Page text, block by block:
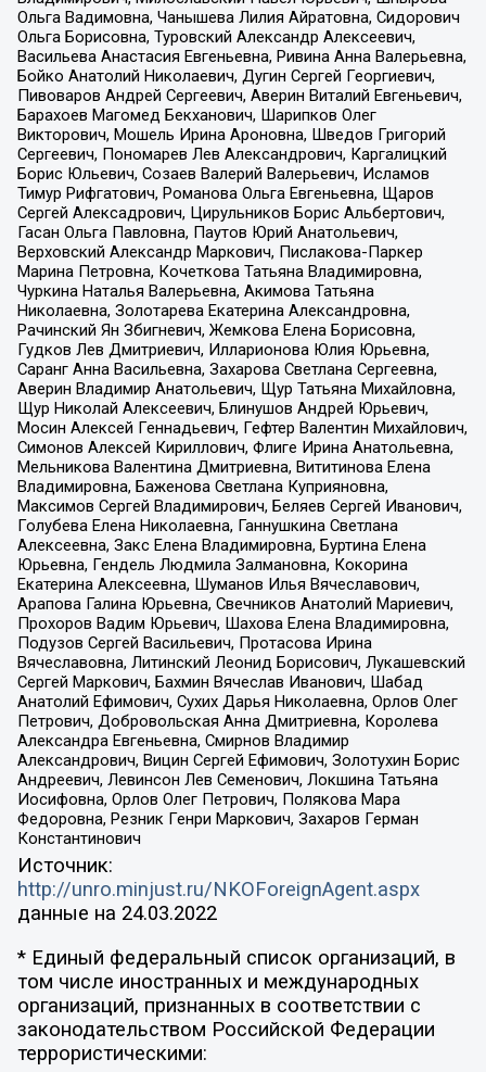
Ольга Вадимовна, Чанышева Лилия Айратовна, Сидорович
Ольга Борисовна, Туровский Александр Алексеевич,
Васильева Анастасия Евгеньевна, Ривина Анна Валерьевна,
Бойко Анатолий Николаевич, Дугин Сергей Георгиевич,
Пивоваров Андрей Сергеевич, Аверин Виталий Евгеньевич,
Барахоев Магомед Бекханович, Шарипков Олег
Викторович, Мошель Ирина Ароновна, Шведов Григорий
Сергеевич, Пономарев Лев Александрович, Каргалицкий
Борис Юльевич, Созаев Валерий Валерьевич, Исламов
Тимур Рифгатович, Романова Ольга Евгеньевна, Щаров
Сергей Алексадрович, Цирульников Борис Альбертович,
Гасан Ольга Павловна, Паутов Юрий Анатольевич,
Верховский Александр Маркович, Пислакова-Паркер
Марина Петровна, Кочеткова Татьяна Владимировна,
Чуркина Наталья Валерьевна, Акимова Татьяна
Николаевна, Золотарева Екатерина Александровна,
Рачинский Ян Збигневич, Жемкова Елена Борисовна,
Гудков Лев Дмитриевич, Илларионова Юлия Юрьевна,
Саранг Анна Васильевна, Захарова Светлана Сергеевна,
Аверин Владимир Анатольевич, Щур Татьяна Михайловна,
Щур Николай Алексеевич, Блинушов Андрей Юрьевич,
Мосин Алексей Геннадьевич, Гефтер Валентин Михайлович,
Симонов Алексей Кириллович, Флиге Ирина Анатольевна,
Мельникова Валентина Дмитриевна, Вититинова Елена
Владимировна, Баженова Светлана Куприяновна,
Максимов Сергей Владимирович, Беляев Сергей Иванович,
Голубева Елена Николаевна, Ганнушкина Светлана
Алексеевна, Закс Елена Владимировна, Буртина Елена
Юрьевна, Гендель Людмила Залмановна, Кокорина
Екатерина Алексеевна, Шуманов Илья Вячеславович,
Арапова Галина Юрьевна, Свечников Анатолий Мариевич,
Прохоров Вадим Юрьевич, Шахова Елена Владимировна,
Подузов Сергей Васильевич, Протасова Ирина
Вячеславовна, Литинский Леонид Борисович, Лукашевский
Сергей Маркович, Бахмин Вячеслав Иванович, Шабад
Анатолий Ефимович, Сухих Дарья Николаевна, Орлов Олег
Петрович, Добровольская Анна Дмитриевна, Королева
Александра Евгеньевна, Смирнов Владимир
Александрович, Вицин Сергей Ефимович, Золотухин Борис
Андреевич, Левинсон Лев Семенович, Локшина Татьяна
Иосифовна, Орлов Олег Петрович, Полякова Мара
Федоровна, Резник Генри Маркович, Захаров Герман
Константинович
Источник:
http://unro.minjust.ru/NKOForeignAgent.aspx
данные на 24.03.2022
* Единый федеральный список организаций, в
том числе иностранных и международных
организаций, признанных в соответствии с
законодательством Российской Федерации
террористическими: